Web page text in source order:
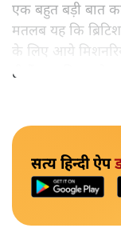
एक बहुत बड़ी बात
मतलब यह कि
के लिए आये
ही हैं। यह बिरसा
सत्य हिन्दी ऐप